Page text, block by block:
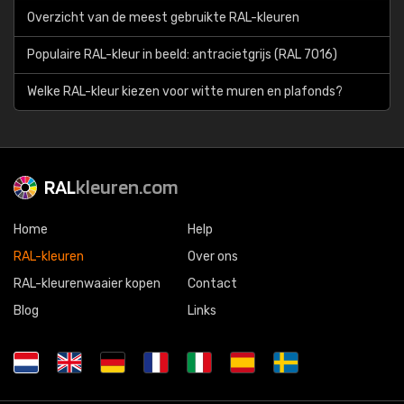
Overzicht van de meest gebruikte RAL-kleuren
Populaire RAL-kleur in beeld: antracietgrijs (RAL 7016)
Welke RAL-kleur kiezen voor witte muren en plafonds?
RALkleuren.com
Home
RAL-kleuren
RAL-kleurenwaaier kopen
Blog
Help
Over ons
Contact
Links